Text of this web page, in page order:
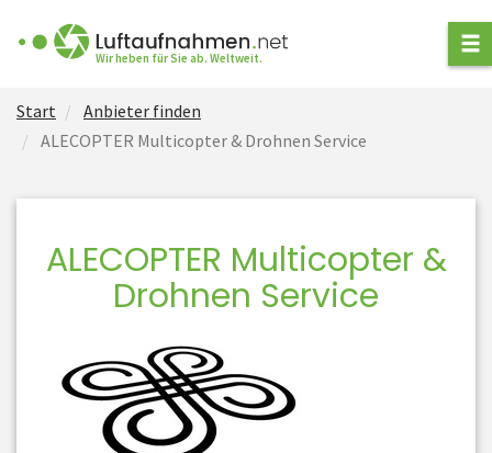
Wir heben für Sie ab. Weltweit.
Start
Anbieter finden
ALECOPTER Multicopter & Drohnen Service
ALECOPTER Multicopter &
Drohnen Service
ANFRAGE STELLEN
LUFTAUFNAHMEN
NEWS
FÜR ANBIETER